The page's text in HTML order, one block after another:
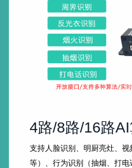
4路/8路/16路
支持人脸识别、明厨亮灶、
等）、行为识别（抽烟、打